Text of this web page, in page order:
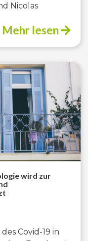
Nicolas
Mehr lesen
wird zur
Covid-19 in